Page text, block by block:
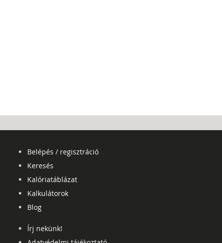
Belépés / regisztráció
Keresés
Kalóriatáblázat
Kalkulátorok
Blog
Írj nekünk!